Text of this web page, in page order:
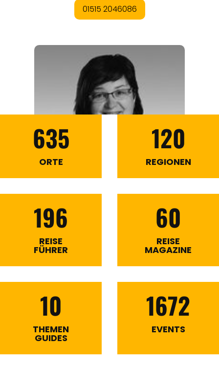
635
ORTE
120
REGIONEN
196
REISE
FÜHRER
60
REISE
MAGAZINE
10
THEMEN
GUIDES
1672
EVENTS